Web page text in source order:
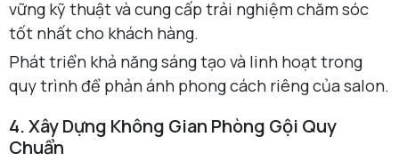
vững kỹ thuật và cung cấp trải nghiệm chăm sóc
tốt nhất cho khách hàng.
Phát triển khả năng sáng tạo và linh hoạt trong
quy trình để phản ánh phong cách riêng của salon.
4. Xây Dựng Không Gian Phòng Gội Quy
Chuẩn